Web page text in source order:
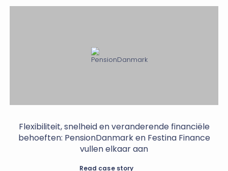
Flexibiliteit, snelheid en veranderende financiële
behoeften: PensionDanmark en Festina Finance
vullen elkaar aan
Read case story